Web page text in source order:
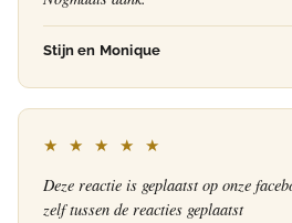
Stijn en Monique
★ ★ ★ ★ ★
Deze reactie is geplaatst op onze
zelf tussen de reacties geplaatst